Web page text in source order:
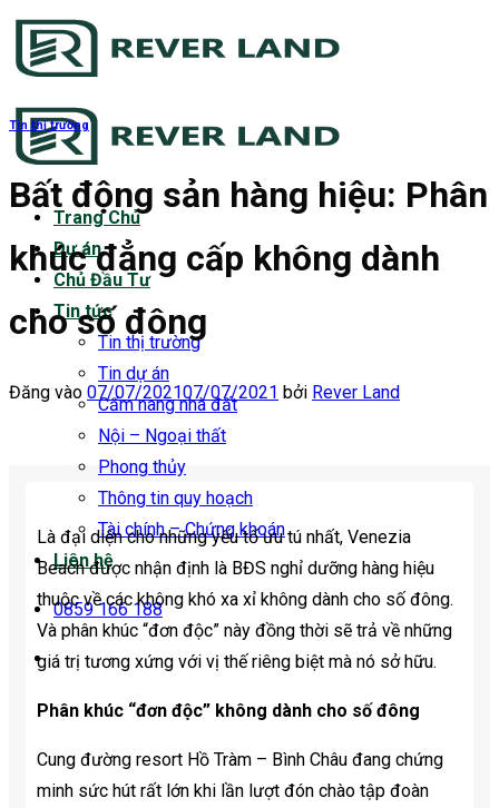
Bỏ
qua
dung
Trang Chủ
Dự án
Chủ Đầu Tư
Tin tức
Tin thị trường
Tin dự án
Cẩm nang nhà đất
Nội – Ngoại thất
Phong thủy
Thông tin quy hoạch
Tài chính – Chứng khoán
Liên hệ
0859 166 188
Tin thị trường
Bất động sản hàng hiệu: Phân
khúc đẳng cấp không dành
cho số đông
Đăng vào 07/07/202107/07/2021 bởi Rever Land
Là đại diện cho những yếu tố ưu tú nhất, Venezia
Beach được nhận định là BĐS nghỉ dưỡng hàng hiệu
thuộc về các không khó xa xỉ không dành cho số đông.
Và phân khúc “đơn độc” này đồng thời sẽ trả về những
giá trị tương xứng với vị thế riêng biệt mà nó sở hữu.
Phân khúc “đơn độc” không dành cho số đông
Cung đường resort Hồ Tràm – Bình Châu đang chứng
minh sức hút rất lớn khi lần lượt đón chào tập đoàn